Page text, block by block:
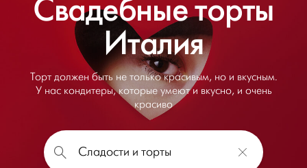
Свадебные торты
Италия
Торт должен быть не только красивым, но и вкусным.
У нас кондитеры, которые умеют и вкусно, и очень
красиво